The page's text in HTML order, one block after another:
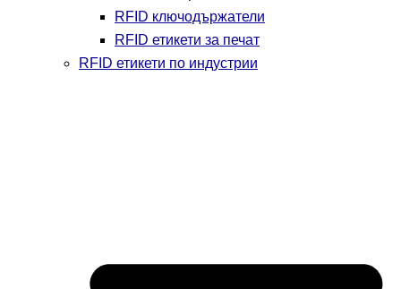
RFID ключодържатели
RFID етикети за печат
RFID етикети по индустрии